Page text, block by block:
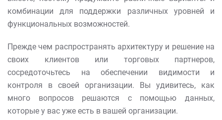
комбинации для поддержки различных уровней и
функциональных возможностей.
Прежде чем распространять архитектуру и решение на
своих клиентов или торговых партнеров,
сосредоточьтесь на обеспечении видимости и
контроля в своей организации. Вы удивитесь, как
много вопросов решаются с помощью данных,
которые у вас уже есть в вашей организации.